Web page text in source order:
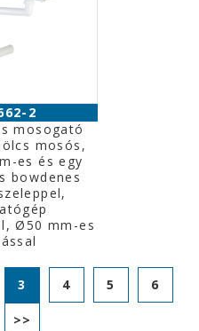
2
mosogató
mosós,
es és egy
bowdenes
Ø50 mm-es
3 4 5 6
>>